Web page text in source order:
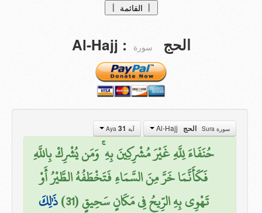
| |
اتصل بنا
تبرعات
الحج سورة :
Al-Hajj
سورة Sura الحج آية Aya 31
حُنَفَاءَ لِلَّهِ غَيْرَ مُشْرِكِينَ بِهِ ۚ وَمَن يُشْرِكْ بِاللَّهِ
فَكَأَنَّمَا خَرَّ مِنَ السَّمَاءِ فَتَخْطَفُهُ الطَّيْرُ أَوْ
تَهْوِي بِهِ الرِّيحُ فِي مَكَانٍ سَحِيقٍ (31)
ذَٰلِكَ